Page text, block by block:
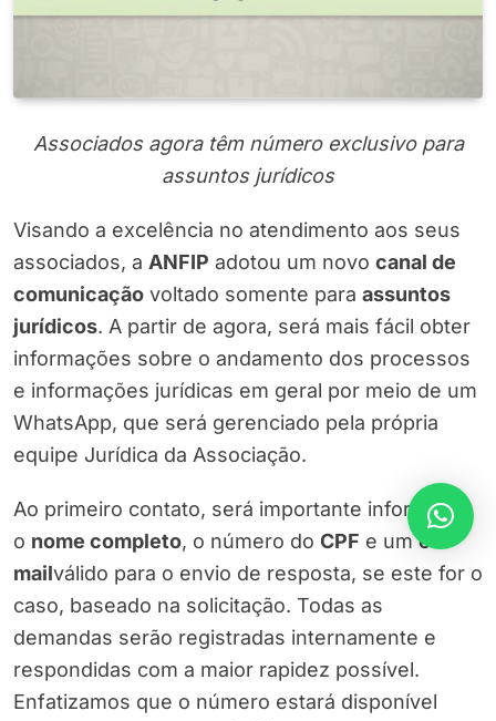
Associados agora têm número exclusivo para
assuntos jurídicos
Visando a excelência no atendimento aos seus
associados, a ANFIP adotou um novo canal de
comunicação voltado somente para assuntos
jurídicos. A partir de agora, será mais fácil obter
informações sobre o andamento dos processos
e informações jurídicas em geral por meio de um
WhatsApp, que será gerenciado pela própria
equipe Jurídica da Associação.
Ao primeiro contato, será importante informar
o nome completo, o número do CPF e ume-
mailválido para o envio de resposta, se este for o
caso, baseado na solicitação. Todas as
demandas serão registradas internamente e
respondidas com a maior rapidez possível.
Enfatizamos que o número estará disponível